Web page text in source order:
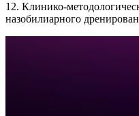
12. Клинико-
назобилиарного